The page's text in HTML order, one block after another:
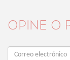
OPINE O